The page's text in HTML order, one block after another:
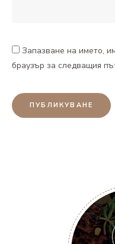
Запазване на името,
браузър за следващия